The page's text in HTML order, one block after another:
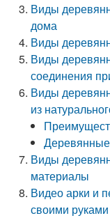
Виды
дома
Виды
Виды
соединения
Виды
из
Виды
материалы
Видео арки и
своими руками